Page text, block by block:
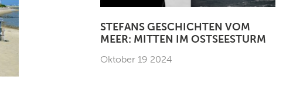
STEFANS GESCHICHTEN VOM
MEER: MITTEN IM OSTSEESTURM
Oktober 19 2024